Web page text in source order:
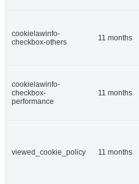
cookielawinfo-
checkbox-others
11 months
cookielawinfo-
checkbox-
performance
11 months
viewed_cookie_policy 11 months